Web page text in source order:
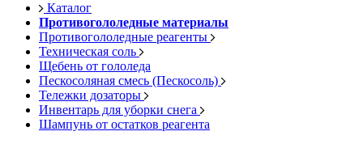
Каталог
Противогололедные материалы
Противогололедные реагенты
Техническая соль
Щебень от гололеда
Пескосоляная смесь (Пескосоль)
Тележки дозаторы
Инвентарь для уборки снега
Шампунь от остатков реагента